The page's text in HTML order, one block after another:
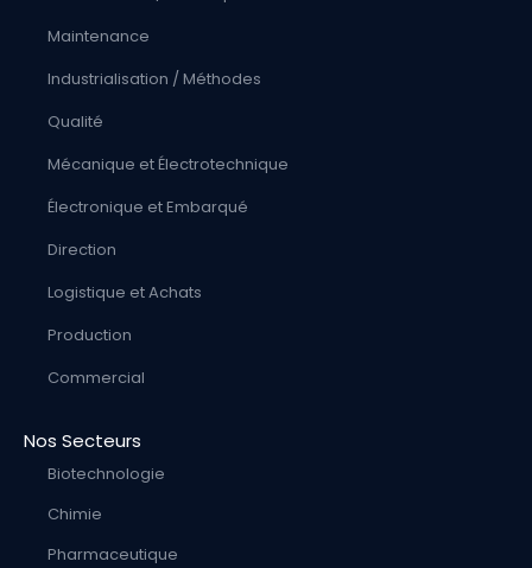
Maintenance
Industrialisation / Méthodes
Qualité
Mécanique et Électrotechnique
Électronique et Embarqué
Direction
Logistique et Achats
Production
Commercial
Nos Secteurs
Biotechnologie
Chimie
Pharmaceutique